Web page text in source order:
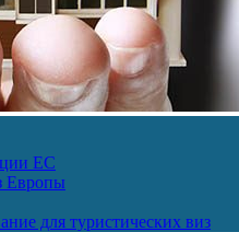
ЕС
Европы
для туристических виз